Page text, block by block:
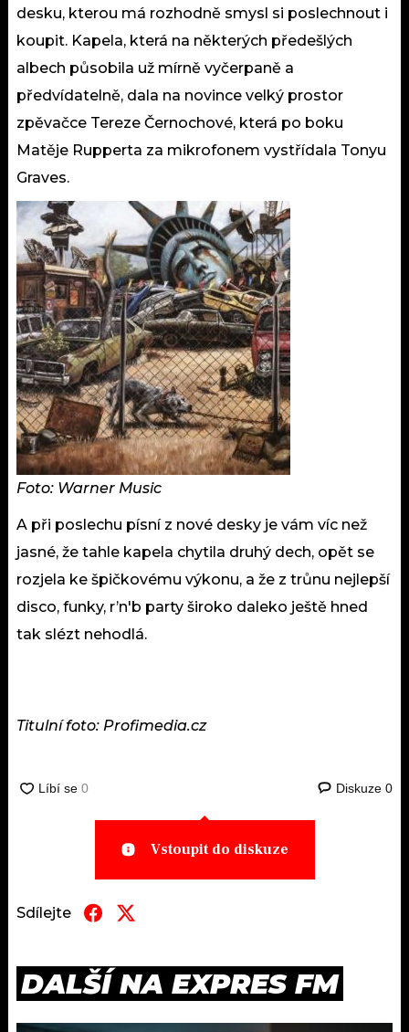
desku, kterou má rozhodně smysl si poslechnout i
koupit. Kapela, která na některých předešlých
albech působila už mírně vyčerpaně a
předvídatelně, dala na novince velký prostor
zpěvačce Tereze Černochové, která po boku
Matěje Rupperta za mikrofonem vystřídala Tonyu
Graves.
Foto: Warner Music
A při poslechu písní z nové desky je vám víc než
jasné, že tahle kapela chytila druhý dech, opět se
rozjela ke špičkovému výkonu, a že z trůnu nejlepší
disco, funky, r’n'b party široko daleko ještě hned
tak slézt nehodlá.
Titulní foto: Profimedia.cz
Diskuze 0
Vstoupit do diskuze
Sdílejte
DALŠÍ NA EXPRES FM